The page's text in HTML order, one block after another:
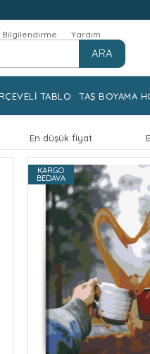
Bilgilendirme Yardım
ARA
TABLO TAŞ BOYAMA
En düşük fiyat
KARGO
BEDAVA